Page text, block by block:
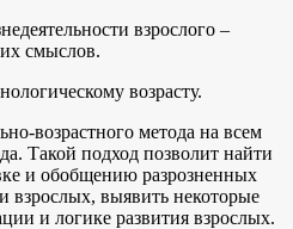
взрослого –
смыслов.
возрасту.
возрастного метода на всем
Такой подход позволит найти
и обобщению разрозненных
взрослых, выявить некоторые
и логике развития взрослых.